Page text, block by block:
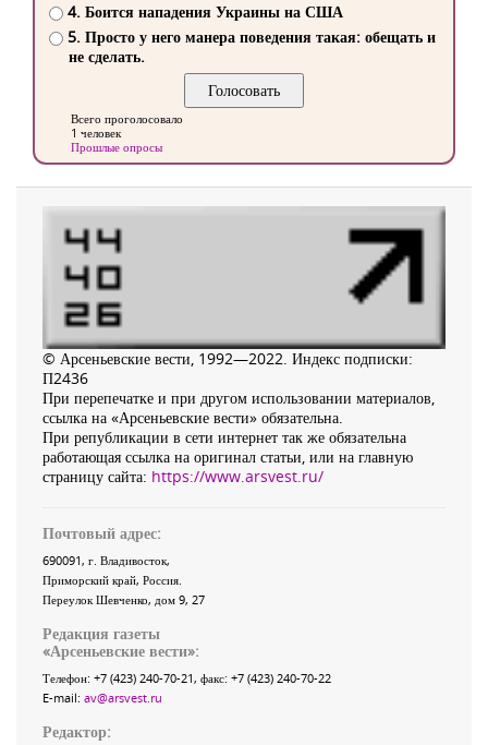
4. Боится нападения Украины на США
5. Просто у него манера поведения такая: обещать и
не сделать.
Всего проголосовало
1 человек
Прошлые опросы
© Арсеньевские вести, 1992—2022. Индекс подписки:
П2436
При перепечатке и при другом использовании материалов,
ссылка на «Арсеньевские вести» обязательна.
При републикации в сети интернет так же обязательна
работающая ссылка на оригинал статьи, или на главную
страницу сайта: https://www.arsvest.ru/
Почтовый адрес:
690091, г. Владивосток,
Приморский край, Россия
Переулок Шевченко, дом 9, 27
Редакция газеты
«Арсеньевские вести»:
Телефон: +7 (423) 240-70-21, факс: +7 (423) 240-70-22
E-mail: av@arsvest.ru
Редактор: